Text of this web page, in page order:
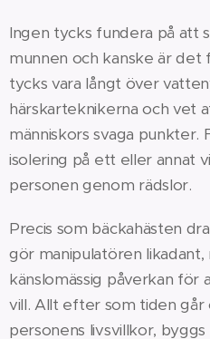
Ingen tycks fundera på att
munnen och kanske är
tycks vara långt över
härskarteknikerna och vet
människors svaga punkter.
isolering på ett eller annat
personen genom rädslor.
Precis som bäckahästen
gör manipulatören
känslomässig påverkan
vill. Allt efter som tiden går
personens livsvillkor,